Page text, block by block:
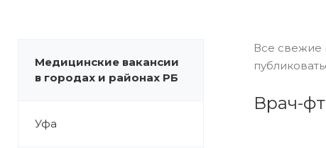
Медицинские вакансии
в городах и районах РБ
Уфа
Все свежие
Врач-